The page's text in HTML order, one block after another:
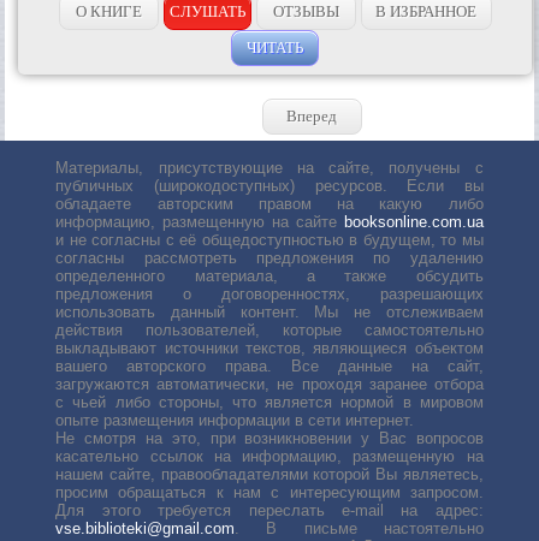
О КНИГЕ СЛУШАТЬ ОТЗЫВЫ
В ИЗБРАННОЕ
ЧИТАТЬ
Вперед
Материалы, присутствующие на сайте, получены с
публичных (широкодоступных) ресурсов. Если вы
обладаете авторским правом на какую либо
информацию, размещенную на сайте booksonline.com.ua
и не согласны с её общедоступностью в будущем, то мы
согласны рассмотреть предложения по удалению
определенного материала, а также обсудить
предложения о договоренностях, разрешающих
использовать данный контент. Мы не отслеживаем
действия пользователей, которые самостоятельно
выкладывают источники текстов, являющиеся объектом
вашего авторского права. Все данные на сайт,
загружаются автоматически, не проходя заранее отбора
с чьей либо стороны, что является нормой в мировом
опыте размещения информации в сети интернет.
Не смотря на это, при возникновении у Вас вопросов
касательно ссылок на информацию, размещенную на
нашем сайте, правообладателями которой Вы являетесь,
просим обращаться к нам с интересующим запросом.
Для этого требуется переслать е-mail на адрес:
vse.biblioteki@gmail.com . В письме настоятельно